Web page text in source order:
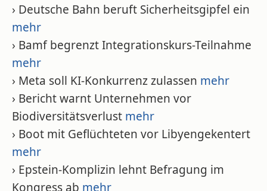
› Deutsche Bahn beruft Sicherheitsgipfel ein
mehr
› Bamf begrenzt Integrationskurs-Teilnahme
mehr
› Meta soll KI-Konkurrenz zulassen mehr
› Bericht warnt Unternehmen vor
Biodiversitätsverlust mehr
› Boot mit Geflüchteten vor Libyengekentert
mehr
› Epstein-Komplizin lehnt Befragung im
Kongress ab mehr